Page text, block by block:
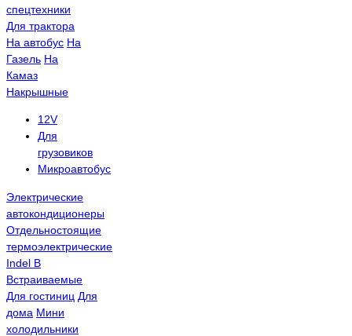
спецтехники
Для трактора
На автобус На
Газель На
Камаз
Накрышные
12V
Для
грузовиков
Микроавтобус
Электрические
автокондиционеры
Отдельностоящие
термоэлектрические
Indel B
Встраиваемые
Для гостиниц Для
дома Мини
холодильники